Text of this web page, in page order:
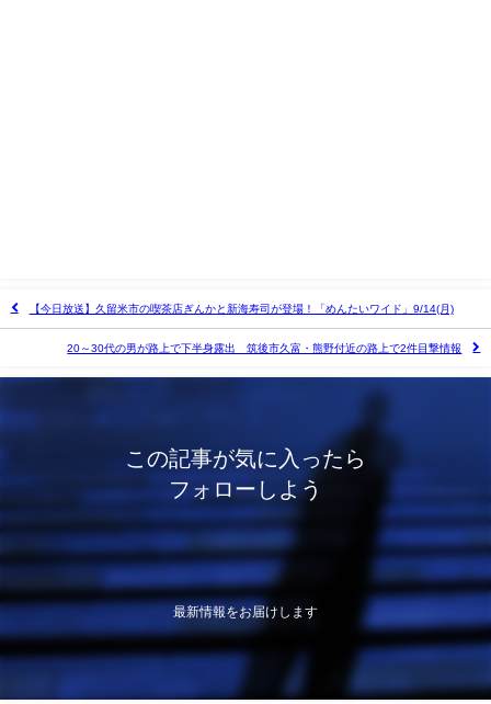
【今日放送】久留米市の喫茶店ぎんかと新海寿司が登場！「めんたいワイド」9/14(月)
20～30代の男が路上で下半身露出 筑後市久富・熊野付近の路上で2件目撃情報
この記事が気に入ったら
フォローしよう
最新情報をお届けします